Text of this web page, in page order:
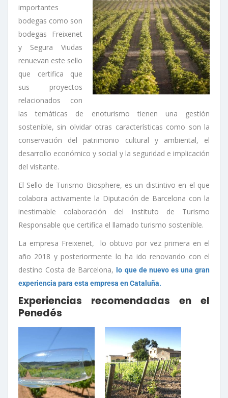
importantes
bodegas como son
bodegas Freixenet
y Segura Viudas
renuevan este sello
que certifica que
sus proyectos
relacionados con
las temáticas de enoturismo tienen una gestión
sostenible, sin olvidar otras características como son la
conservación del patrimonio cultural y ambiental, el
desarrollo económico y social y la seguridad e implicación
del visitante.
El Sello de Turismo Biosphere, es un distintivo en el que
colabora activamente la Diputación de Barcelona con la
inestimable colaboración del Instituto de Turismo
Responsable que certifica el llamado turismo sostenible.
La empresa Freixenet, lo obtuvo por vez primera en el
año 2018 y posteriormente lo ha ido renovando con el
destino Costa de Barcelona, lo que de nuevo es una gran
experiencia para esta empresa en Cataluña.
Experiencias recomendadas en el
Penedés